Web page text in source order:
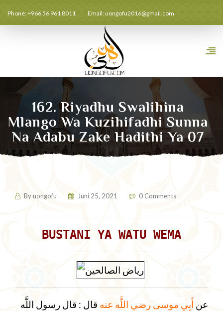
Phone: +966 56 961 8011 Email:uongofu2016@gmail.com
162. Riyadhu Swalihina
Mlango Wa Kuzihifadhi Sunna
Na Adabu Zake Hadithi Ya 07
Byuongofu Juni 25, 2021 0 Comments
BUSTANI YA WATU WEMA
عن أَبِي موسى رضي اللَّه عنه قال : قال رسول اللَّه